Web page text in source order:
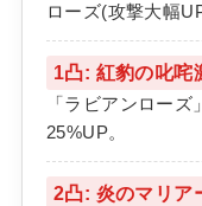
ローズ(攻撃大幅
1凸: 紅豹の叱咤
「ラビアンロー
25%UP。
2凸: 炎のマリア